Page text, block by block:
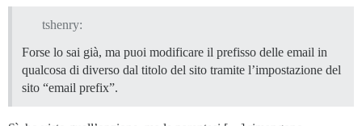
tshenry:
Forse lo sai già, ma puoi modificare il prefisso delle email in
qualcosa di diverso dal titolo del sito tramite l’impostazione del
sito “email prefix”.